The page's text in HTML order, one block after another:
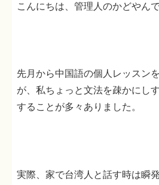
こんにちは、管理人のかどやんで
先月から中国語の個人レッスン
が、私ちょっと文法を疎かにし
することが多々ありました。
実際、家で台湾人と話す時は瞬